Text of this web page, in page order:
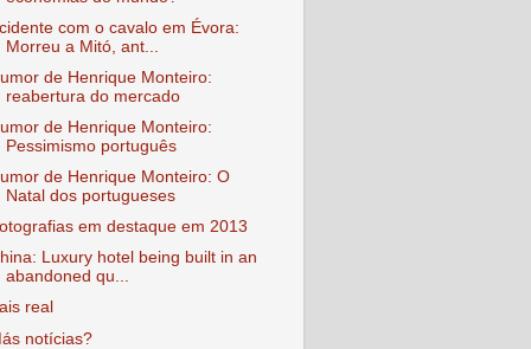
com o cavalo em Évora:
Morreu a Mitó, ant...
de Henrique Monteiro:
reabertura do mercado
de Henrique Monteiro:
Pessimismo português
de Henrique Monteiro: O
Natal dos portugueses
em destaque em 2013
Luxury hotel being built in an
abandoned qu...
real
notícias?